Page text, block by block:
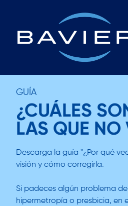
GUÍA
¿CUÁLES
LAS QUE NO
Descarga la guía "¿Por qué
visión y cómo corregirla.
Si padeces algún problema
hipermetropía o presbicia, en